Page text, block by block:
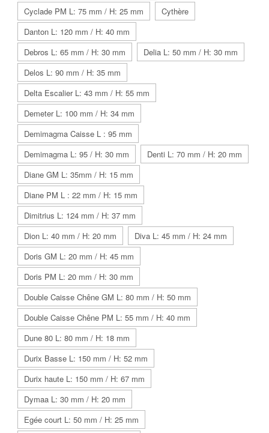
Cyclade PM L: 75 mm / H: 25 mm
Cythère
Danton L: 120 mm / H: 40 mm
Debros L: 65 mm / H: 30 mm
Delia L: 50 mm / H: 30 mm
Delos L: 90 mm / H: 35 mm
Delta Escalier L: 43 mm / H: 55 mm
Demeter L: 100 mm / H: 34 mm
Demimagma Caisse L : 95 mm
Demimagma L: 95 / H: 30 mm
Denti L: 70 mm / H: 20 mm
Diane GM L: 35mm / H: 15 mm
Diane PM L : 22 mm / H: 15 mm
Dimitrius L: 124 mm / H: 37 mm
Dion L: 40 mm / H: 20 mm
Diva L: 45 mm / H: 24 mm
Doris GM L: 20 mm / H: 45 mm
Doris PM L: 20 mm / H: 30 mm
Double Caisse Chêne GM L: 80 mm / H: 50 mm
Double Caisse Chêne PM L: 55 mm / H: 40 mm
Dune 80 L: 80 mm / H: 18 mm
Durix Basse L: 150 mm / H: 52 mm
Durix haute L: 150 mm / H: 67 mm
Dymaa L: 30 mm / H: 20 mm
Egée court L: 50 mm / H: 25 mm